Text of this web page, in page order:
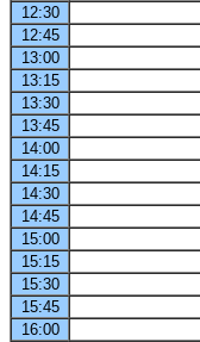
12:30
12:45
13:00
13:15
13:30
13:45
14:00
14:15
14:30
14:45
15:00
15:15
15:30
15:45
16:00